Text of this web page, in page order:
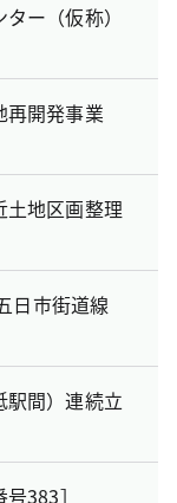
ー（仮称）
再開発事業
土地区画整理
日市街道線
駅間）連続立
383］